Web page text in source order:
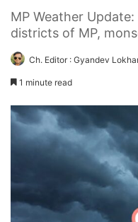
MP Weather
districts of MP,
Ch. Editor : Gyandev
1 minute read